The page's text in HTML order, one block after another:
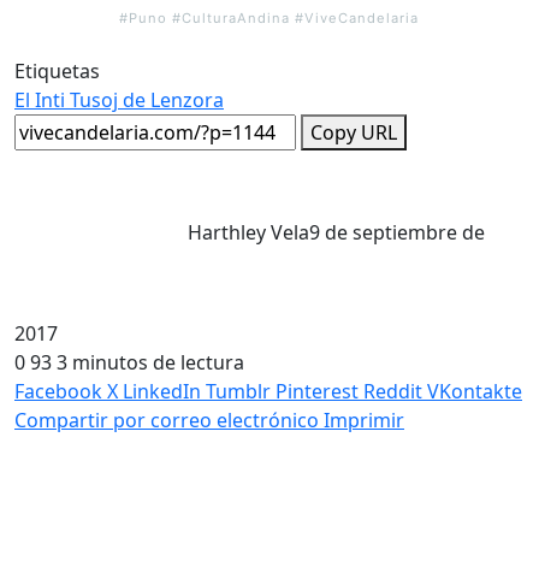
#Puno #CulturaAndina #ViveCandelaria
Etiquetas
El Inti Tusoj de Lenzora
Copy URL
Harthley Vela9 de septiembre de
2017
0933 minutos de lectura
FacebookX LinkedIn Tumblr Pinterest RedditVKontakte
Compartir por correo electrónico Imprimir